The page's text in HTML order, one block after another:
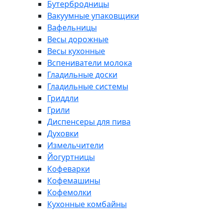
Бутербродницы
Вакуумные упаковщики
Вафельницы
Весы дорожные
Весы кухонные
Вспениватели молока
Гладильные доски
Гладильные системы
Гриддли
Грили
Диспенсеры для пива
Духовки
Измельчители
Йогуртницы
Кофеварки
Кофемашины
Кофемолки
Кухонные комбайны